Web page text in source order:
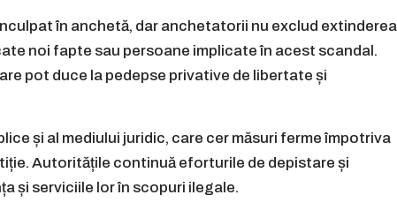
în anchetă, dar anchetatorii nu exclud extinderea
noi fapte sau persoane implicate în acest scandal.
pot duce la pedepse privative de libertate și
și al mediului juridic, care cer măsuri ferme împotriva
Autoritățile continuă eforturile de depistare și
și serviciile lor în scopuri ilegale.